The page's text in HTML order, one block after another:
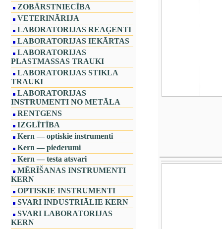
ZOBĀRSTNIECĪBA
VETERINĀRIJA
LABORATORIJAS REAĢENTI
LABORATORIJAS IEKĀRTAS
LABORATORIJAS
PLASTMASSAS TRAUKI
LABORATORIJAS STIKLA
TRAUKI
LABORATORIJAS
INSTRUMENTI NO METĀLA
RENTGENS
IZGLĪTĪBA
Kern — optiskie instrumenti
Kern — piederumi
Kern — testa atsvari
MĒRĪŠANAS INSTRUMENTI
KERN
OPTISKIE INSTRUMENTI
SVARI INDUSTRIĀLIE KERN
SVARI LABORATORIJAS
KERN